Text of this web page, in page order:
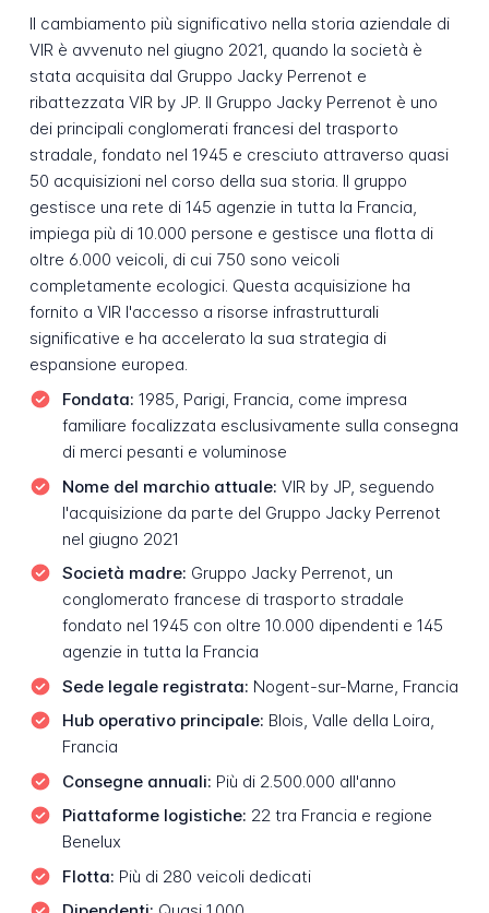
Il cambiamento più significativo nella storia aziendale di
VIR è avvenuto nel giugno 2021, quando la società è
stata acquisita dal Gruppo Jacky Perrenot e
ribattezzata VIR by JP. Il Gruppo Jacky Perrenot è uno
dei principali conglomerati francesi del trasporto
stradale, fondato nel 1945 e cresciuto attraverso quasi
50 acquisizioni nel corso della sua storia. Il gruppo
gestisce una rete di 145 agenzie in tutta la Francia,
impiega più di 10.000 persone e gestisce una flotta di
oltre 6.000 veicoli, di cui 750 sono veicoli
completamente ecologici. Questa acquisizione ha
fornito a VIR l'accesso a risorse infrastrutturali
significative e ha accelerato la sua strategia di
espansione europea.
Fondata: 1985, Parigi, Francia, come impresa
familiare focalizzata esclusivamente sulla consegna
di merci pesanti e voluminose
Nome del marchio attuale: VIR by JP, seguendo
l'acquisizione da parte del Gruppo Jacky Perrenot
nel giugno 2021
Società madre: Gruppo Jacky Perrenot, un
conglomerato francese di trasporto stradale
fondato nel 1945 con oltre 10.000 dipendenti e 145
agenzie in tutta la Francia
Sede legale registrata: Nogent-sur-Marne, Francia
Hub operativo principale: Blois, Valle della Loira,
Francia
Consegne annuali: Più di 2.500.000 all'anno
Piattaforme logistiche: 22 tra Francia e regione
Benelux
Flotta: Più di 280 veicoli dedicati